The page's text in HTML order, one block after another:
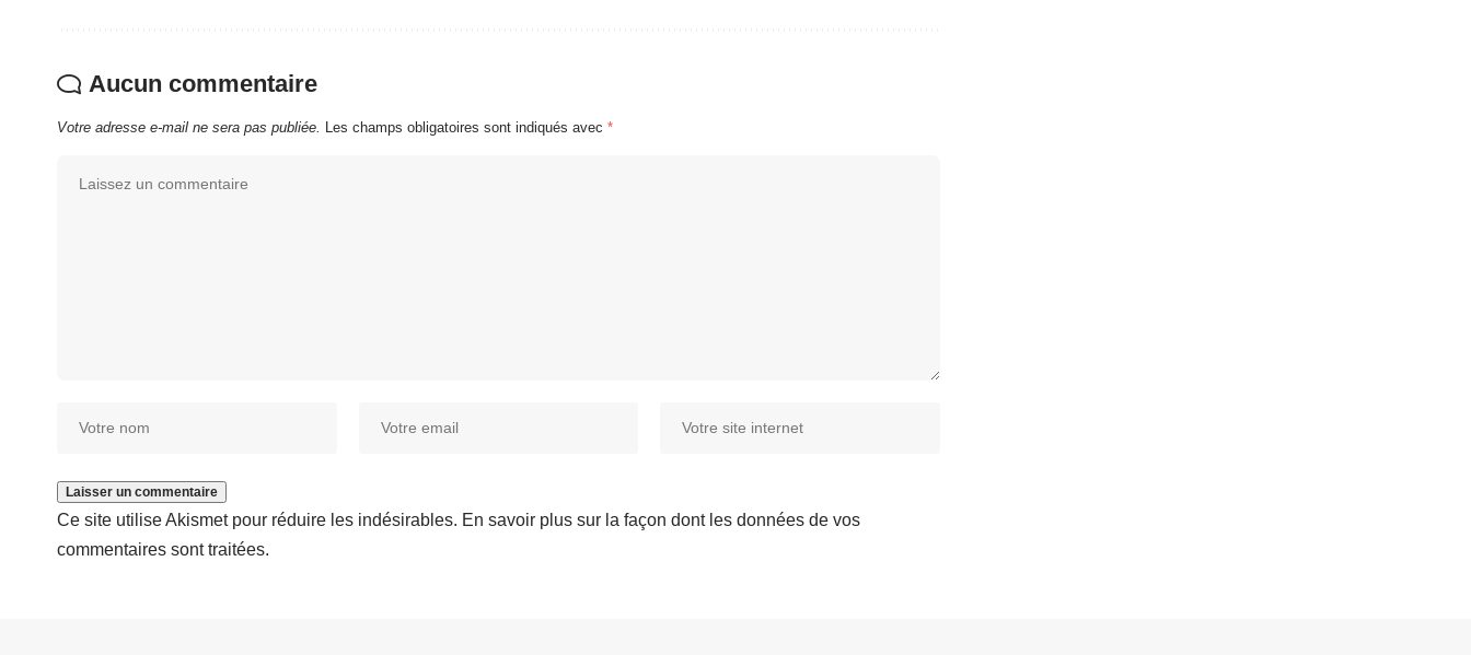
Aucun commentaire
Votre adresse e-mail ne sera pas publiée. Les champs obligatoires sont indiqués avec *
Ce site utilise Akismet pour réduire les indésirables. En savoir plus sur la façon dont les données de vos
commentaires sont traitées.